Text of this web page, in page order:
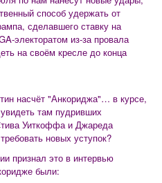
способ удержать от
сделавшего ставку на
электоратом из-за провала
на своём кресле до конца
насчёт "Анкориджа"… в курсе,
там пудривших
Уиткоффа и Джареда
новых уступок?
признал это в интервью
были: